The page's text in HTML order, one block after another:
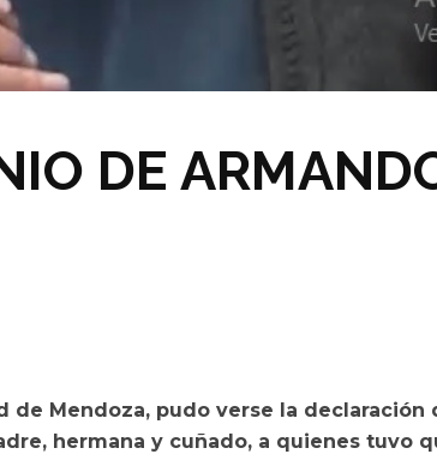
DE
de Mendoza, pudo verse la declaración
hermana y cuñado, a quienes tuvo